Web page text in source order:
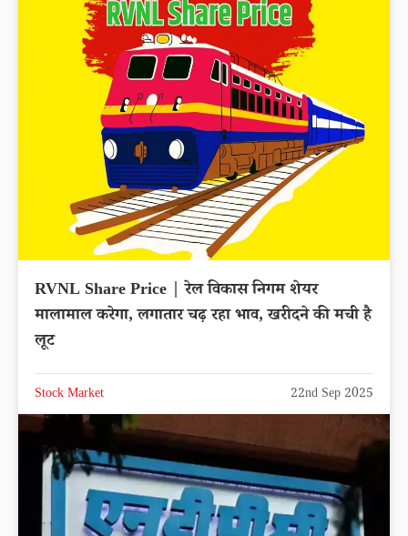
RVNL Share Price | रेल विकास निगम शेयर
मालामाल करेगा, लगातार चढ़ रहा भाव, खरीदने की मची है
लूट
Stock Market 22nd Sep 2025